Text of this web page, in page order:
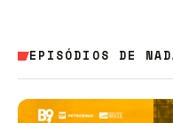
EPISÓDIOS DE